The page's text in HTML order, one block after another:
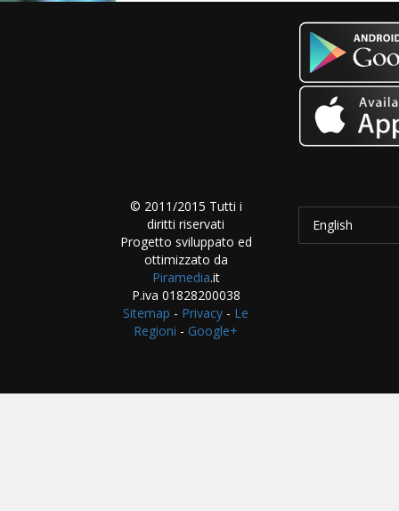
© 2011/2015 Tutti i
diritti riservati
Progetto sviluppato ed
ottimizzato da
Piramedia.it
P.iva 01828200038
Sitemap - Privacy - Le
Regioni - Google+
English